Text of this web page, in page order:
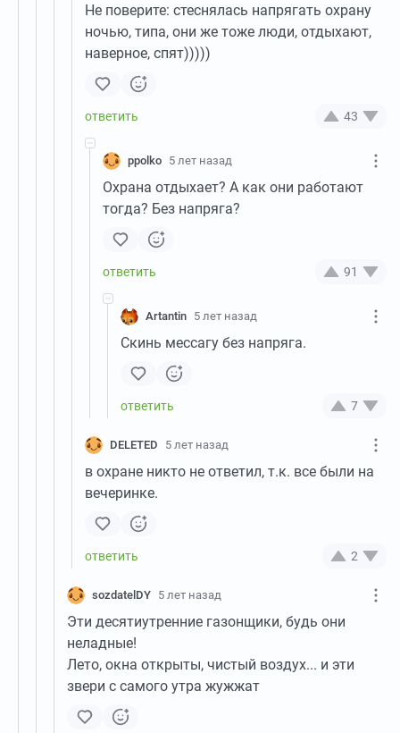
Не поверите: стеснялась напрягать охрану
ночью, типа, они же тоже люди, отдыхают,
наверное, спят)))))
43
ppolko 5 лет назад
Охрана отдыхает? А как они работают
тогда? Без напряга?
91
Artantin 5 лет назад
Скинь мессагу без напряга.
7
DELETED 5 лет назад
в охране никто не ответил, т.к. все были на
вечеринке.
2
sozdatelDY 5 лет назад
Эти десятиутренние газонщики, будь они
неладные!
Лето, окна открыты, чистый воздух... и эти
звери с самого утра жужжат